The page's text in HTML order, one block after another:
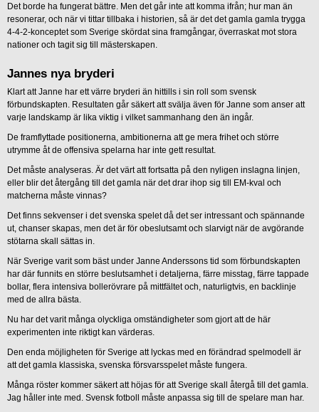
Det borde ha fungerat bättre. Men det går inte att komma ifrån; hur man än
resonerar, och när vi tittar tillbaka i historien, så är det det gamla gamla trygga
4-4-2-konceptet som Sverige skördat sina framgångar, överraskat mot stora
nationer och tagit sig till mästerskapen.
Jannes nya bryderi
Klart att Janne har ett värre bryderi än hittills i sin roll som svensk
förbundskapten. Resultaten går säkert att svälja även för Janne som anser att
varje landskamp är lika viktig i vilket sammanhang den än ingår.
De framflyttade positionerna, ambitionerna att ge mera frihet och större
utrymme åt de offensiva spelarna har inte gett resultat.
Det måste analyseras. Är det värt att fortsatta på den nyligen inslagna linjen,
eller blir det återgång till det gamla när det drar ihop sig till EM-kval och
matcherna måste vinnas?
Det finns sekvenser i det svenska spelet då det ser intressant och spännande
ut, chanser skapas, men det är för obeslutsamt och slarvigt när de avgörande
stötarna skall sättas in.
När Sverige varit som bäst under Janne Anderssons tid som förbundskapten
har där funnits en större beslutsamhet i detaljerna, färre misstag, färre tappade
bollar, flera intensiva bollerövrare på mittfältet och, naturligtvis, en backlinje
med de allra bästa.
Nu har det varit många olyckliga omständigheter som gjort att de här
experimenten inte riktigt kan värderas.
Den enda möjligheten för Sverige att lyckas med en förändrad spelmodell är
att det gamla klassiska, svenska försvarsspelet måste fungera.
Många röster kommer säkert att höjas för att Sverige skall återgå till det gamla.
Jag håller inte med. Svensk fotboll måste anpassa sig till de spelare man har.